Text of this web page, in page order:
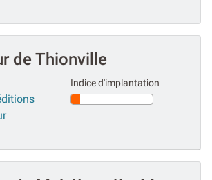
de Thionville
Indice d'implantation